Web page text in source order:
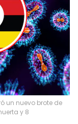
un nuevo brote de
y 8